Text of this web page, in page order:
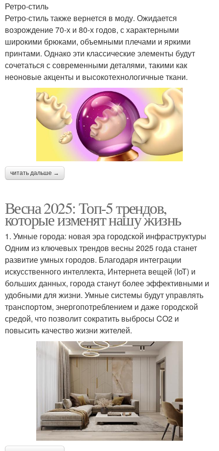
Ретро-стиль
Ретро-стиль также вернется в моду. Ожидается
возрождение 70-х и 80-х годов, с характерными
широкими брюками, объемными плечами и яркими
принтами. Однако эти классические элементы будут
сочетаться с современными деталями, такими как
неоновые акценты и высокотехнологичные ткани.
читать дальше →
Весна 2025: Топ-5 трендов,
которые изменят нашу жизнь
1. Умные города: новая эра городской инфраструктуры
Одним из ключевых трендов весны 2025 года станет
развитие умных городов. Благодаря интеграции
искусственного интеллекта, Интернета вещей (IoT) и
больших данных, города станут более эффективными и
удобными для жизни. Умные системы будут управлять
транспортом, энергопотреблением и даже городской
средой, что позволит сократить выбросы CO2 и
повысить качество жизни жителей.